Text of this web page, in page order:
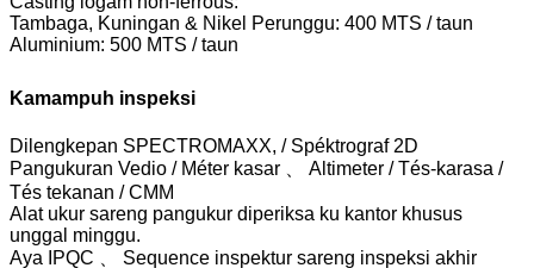
Tambaga, Kuningan & Nikel Perunggu: 400 MTS / taun
Aluminium: 500 MTS / taun
Kamampuh inspeksi
Dilengkepan SPECTROMAXX, / Spéktrograf 2D
Pangukuran Vedio / Méter kasar 、 Altimeter / Tés-karasa /
Tés tekanan / CMM
Alat ukur sareng pangukur diperiksa ku kantor khusus
unggal minggu.
Aya IPQC 、 Sequence inspektur sareng inspeksi akhir